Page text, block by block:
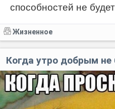
способностей не
Жизненное
Когда утро добрым не